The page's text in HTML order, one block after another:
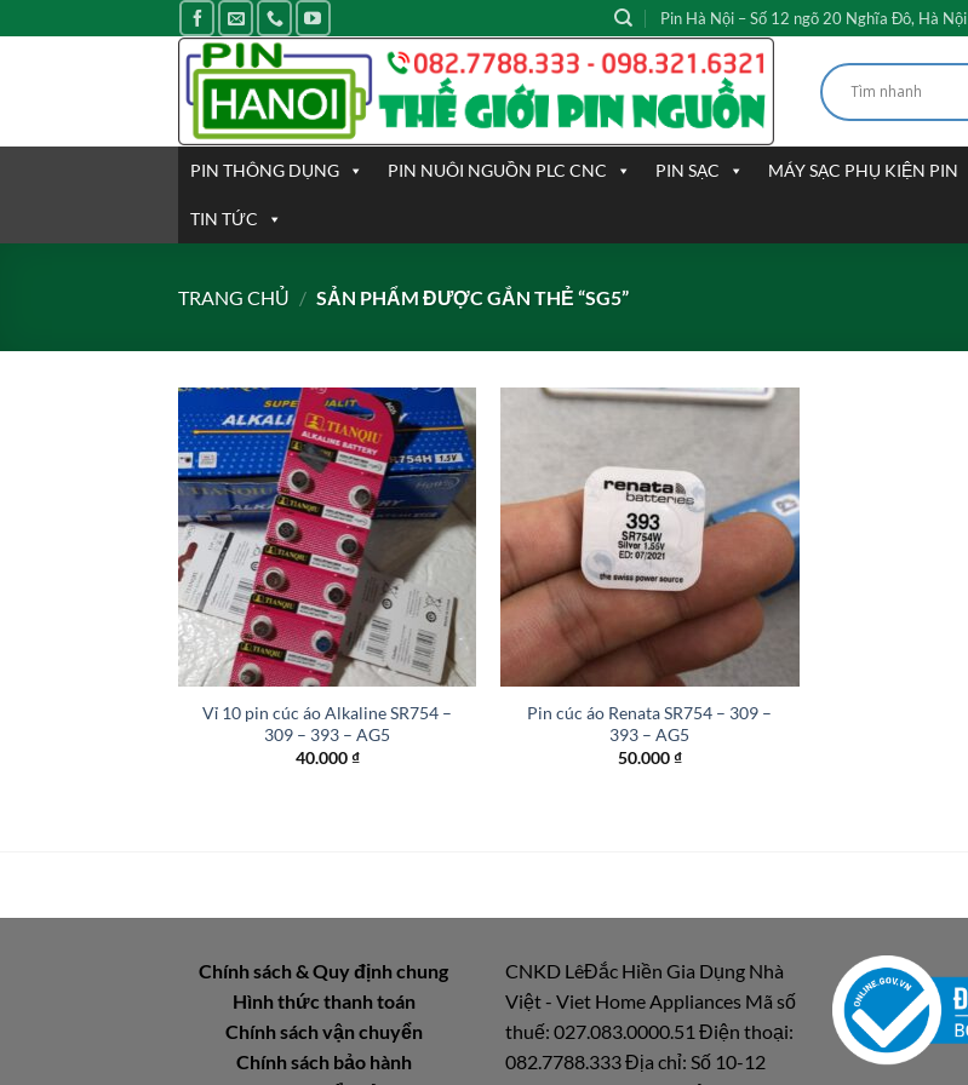
qua
Pin Hà Nội – Số 12 ngõ 20 Nghĩa Đô, Hà Nội
PIN THÔNG DỤNG PIN NUÔI NGUỒN PLC CNC PIN SẠC MÁY SẠC PHỤ KIỆN PIN
TIN TỨC
TRANG CHỦ / SẢN PHẨM ĐƯỢC GẮN THẺ “SG5”
Vỉ 10 pin cúc áo Alkaline SR754 –
309 – 393 – AG5
40.000₫
Pin cúc áo Renata SR754 – 309 –
393 – AG5
50.000₫
Chính sách & Quy định chung
Hình thức thanh toán
Chính sách vận chuyển
Chính sách bảo hành
CNKD LêĐắc Hiền Gia Dụng Nhà
Việt - Viet Home Appliances Mã số
thuế: 027.083.0000.51 Điện thoại:
082.7788.333 Địa chỉ: Số 10-12